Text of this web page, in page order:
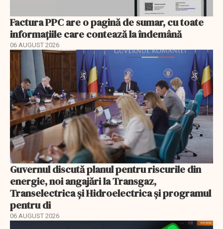
Factura PPC are o pagină de sumar, cu toate
informațiile care contează la îndemână
06 AUGUST 2026
Guvernul discută planul pentru riscurile din
energie, noi angajări la Transgaz,
Transelectrica și Hidroelectrica și programul
pentru di
06 AUGUST 2026